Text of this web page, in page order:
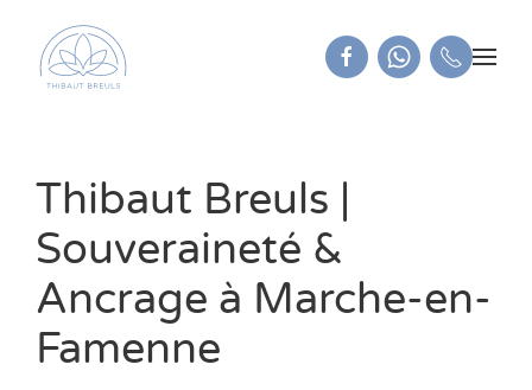
Thibaut Breuls |
Souveraineté &
Ancrage à Marche-en-
Famenne